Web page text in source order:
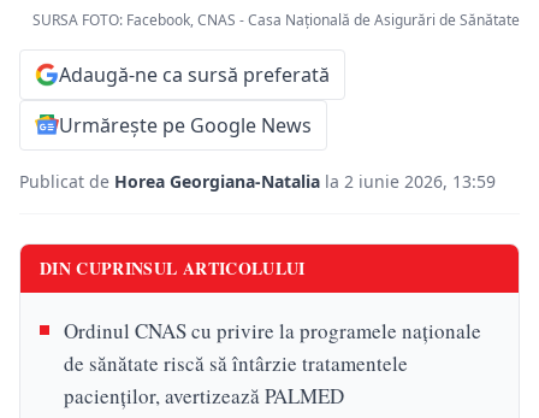
SURSA FOTO: Facebook, CNAS - Casa Națională de Asigurări de Sănătate
Adaugă-ne ca sursă preferată
Urmărește pe Google News
Publicat de Horea Georgiana-Natalia la 2 iunie 2026, 13:59
DIN CUPRINSUL ARTICOLULUI
Ordinul CNAS cu privire la programele naţionale
de sănătate riscă să întârzie tratamentele
pacienţilor, avertizează PALMED